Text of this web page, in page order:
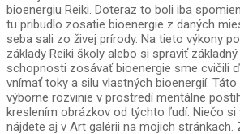
bioenergiu Reiki. Doteraz to boli iba
tu pribudlo zosatie bioenergie z daných
seba sali zo živej prírody. Na tieto výkony
základy Reiki školy alebo si spraviť základný
schopnosti zosávať bioenergie sme cvičili
vnímať toky a silu vlastných bioenergií.
výborne rozvinie v prostredí mentálne
kreslením obrázkov od týchto ľudí. Niečo
nájdete aj v Art galérii na mojich stránkach.